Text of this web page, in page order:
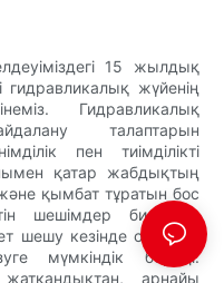
15 жылдық
гидравликалық жүйенің
Гидравликалық
талаптарын
пен тиімділікті
қатар жабдықтың
қымбат тұратын бос
шешімдер бизнеске
шешу кезінде оңтайлы
мүмкіндік береді.
арнайы